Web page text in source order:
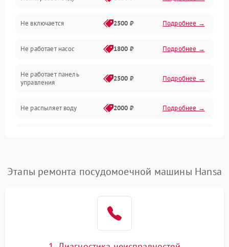
Нагрев
Вода
Гигиена
Программное обеспечение
Не включается 2500 ₽ Подробнее →
Не работает насос 1800 ₽ Подробнее →
Не работает панель
управления
2500 ₽ Подробнее →
Не распыляет воду 2000 ₽ Подробнее →
воды
1800 ₽ Подробнее →
Этапы ремонта посудомоечной машины Hansa